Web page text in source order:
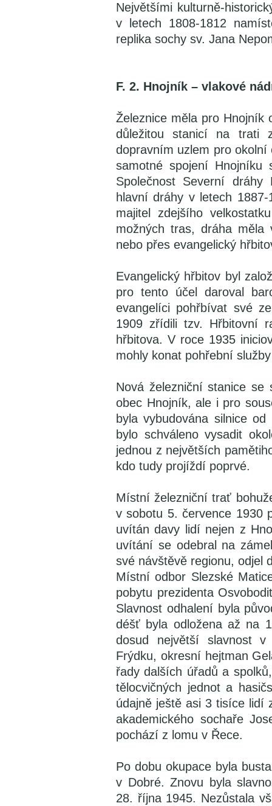
Největšími kulturně-
v letech 1808-1812
replika sochy sv. Jana
F. 2. Hnojník – vlakové
Železnice měla pro Hnojník
důležitou stanicí na
dopravním uzlem pro okolní
samotné spojení Hnojníku
Společnost Severní
hlavní dráhy v letech
majitel zdejšího
možných tras, dráha
nebo přes evangelický
Evangelický hřbitov byl
pro tento účel daroval
evangelíci pohřbívat své
1909 zřídili tzv. Hřbitovní
hřbitova. V roce 1935
mohly konat pohřební
Nová železniční stanice se
obec Hnojník, ale i pro
byla vybudována silnice
bylo schváleno vysadit
jednou z největších
kdo tudy projíždí poprvé.
Místní železniční trať
v sobotu 5. července 1930
uvítán davy lidí nejen z
uvítání se odebral na
své návštěvě regionu, odjel
Místní odbor Slezské
pobytu prezidenta
Slavnost odhalení byla
déšť byla odložena až na
dosud největší slavnost
Frýdku, okresní hejtman
řady dalších úřadů a
tělocvičných jednot a
údajně ještě asi 3 tisíce lidí
akademického sochaře
pochází z lomu v Řece.
Po dobu okupace byla
v Dobré. Znovu byla
28. října 1945. Nezůstala